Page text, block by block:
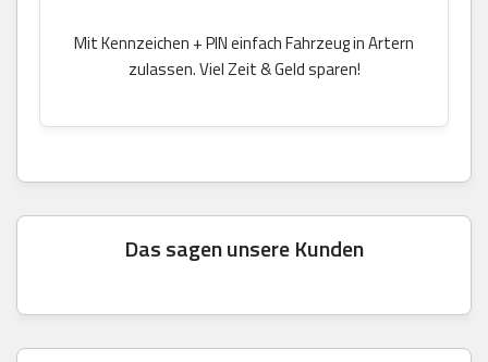
Mit Kennzeichen + PIN einfach Fahrzeug in Artern
zulassen. Viel Zeit & Geld sparen!
Das sagen unsere Kunden